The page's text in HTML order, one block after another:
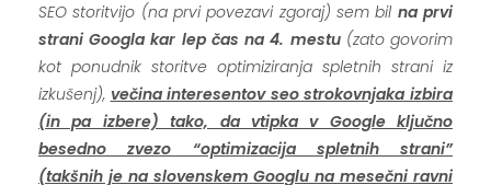
SEO storitvijo (na prvi povezavi zgoraj) sem bil na prvi
strani Googla kar lep čas na 4. mestu(zato govorim
kot ponudnik storitve optimiziranja spletnih strani iz
izkušenj), večina interesentov seo strokovnjaka izbira
(in pa izbere) tako, da vtipka v Google ključno
besedno zvezo “optimizacija spletnih strani”
(takšnih je na slovenskem Googlu na mesečni ravni